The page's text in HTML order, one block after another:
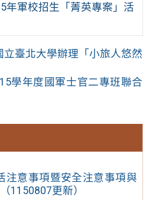
注意事項暨安全注意事項與
1150807更新）
年軍校招生「菁英專案」活
立臺北大學辦理「小旅人悠然
學年度國軍士官二專班聯合